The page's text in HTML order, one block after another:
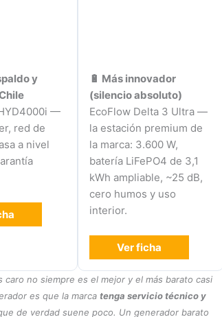
y
—
red de
a nivel
🔋 Más innovador
(silencio absoluto)
EcoFlow Delta 3 Ultra —
la estación premium de
la marca: 3.600 W,
batería LiFePO4 de 3,1
kWh ampliable, ~25 dB,
cero humos y uso
interior.
Ver ficha
no siempre es el mejor y el más barato casi
es que la marcatenga servicio técnico y
de verdad suene poco. Un generador barato